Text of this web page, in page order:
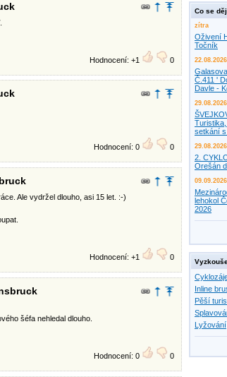
Hodnocení: +1 0
Hodnocení: 0 0
Ale vydržel dlouho, asi 15 let. :-)
Hodnocení: +1 0
šéfa nehledal dlouho.
Hodnocení: 0 0
Co se
zítra
Oživení
Točník
22.08.2026
Č.411 '
Davle -
29.08.2026
setkání
29.08.2026
2.
Orešán
09.09.2026
lehokol
2026
Inline
Pěší
Lyžování